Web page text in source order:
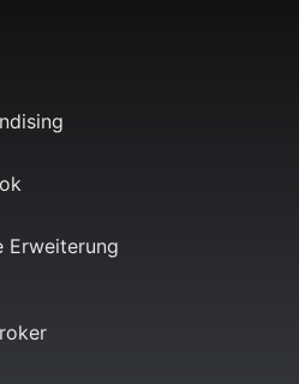
Erweiterung